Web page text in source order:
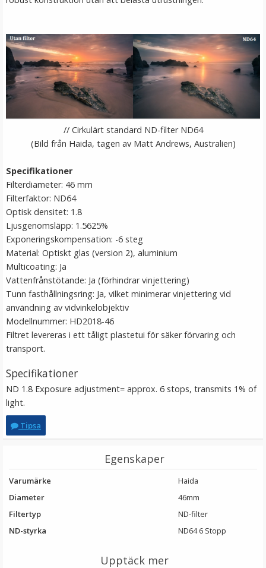
// Cirkulärt standard ND-filter ND64
(Bild från Haida, tagen av Matt Andrews, Australien)
Specifikationer
Filterdiameter: 46 mm
Filterfaktor: ND64
Optisk densitet: 1.8
Ljusgenomsläpp: 1.5625%
Exponeringskompensation: -6 steg
Material: Optiskt glas (version 2), aluminium
Multicoating: Ja
Vattenfrånstötande: Ja (förhindrar vinjettering)
Tunn fasthållningsring: Ja, vilket minimerar vinjettering vid
användning av vidvinkelobjektiv
Modellnummer: HD2018-46
Filtret levereras i ett tåligt plastetui för säker förvaring och
transport.
Specifikationer
ND 1.8 Exposure adjustment= approx. 6 stops, transmits 1% of
light.
Tipsa
Egenskaper
Varumärke
Haida
Diameter
46mm
Filtertyp
ND-filter
ND-styrka
ND64 6 Stopp
Upptäck mer